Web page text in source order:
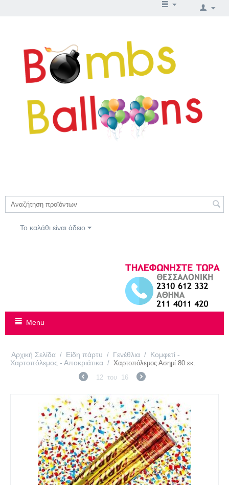
Το καλάθι είναι άδειο
Menu
Αρχική Σελίδα / Είδη πάρτυ / Γενέθλια / Κομφετί -
Χαρτοπόλεμος - Αποκριάτικα / Χαρτοπόλεμος Ασημί 80 εκ.
12 του 16